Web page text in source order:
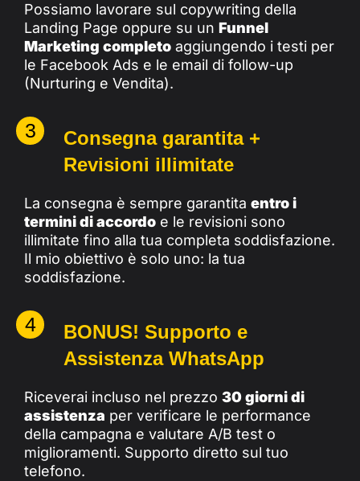
Possiamo lavorare sul copywriting della
Landing Page oppure su un Funnel
Marketing completo aggiungendo i testi per
le Facebook Ads e le email di follow-up
(Nurturing e Vendita).
3
Consegna garantita +
Revisioni illimitate
La consegna è sempre garantita entro i
termini di accordo e le revisioni sono
illimitate fino alla tua completa soddisfazione.
Il mio obiettivo è solo uno: la tua
soddisfazione.
4
BONUS! Supporto e
Assistenza WhatsApp
Riceverai incluso nel prezzo 30 giorni di
assistenza per verificare le performance
della campagna e valutare A/B test o
miglioramenti. Supporto diretto sul tuo
telefono.